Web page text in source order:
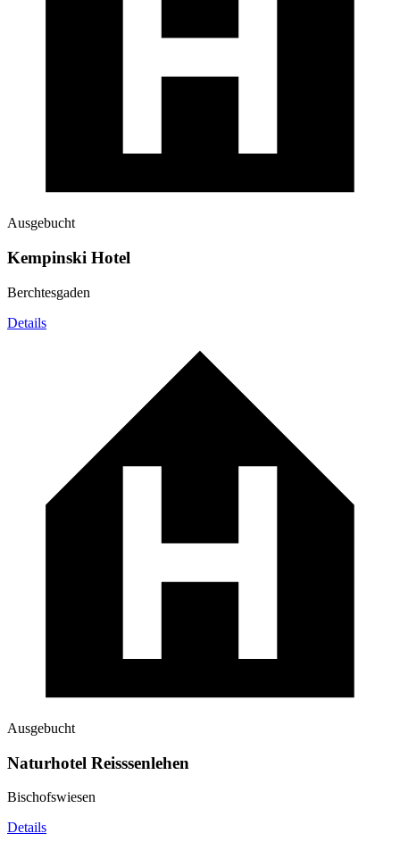
Ausgebucht
Kempinski Hotel
Berchtesgaden
Details
Ausgebucht
Naturhotel Reisssenlehen
Bischofswiesen
Details